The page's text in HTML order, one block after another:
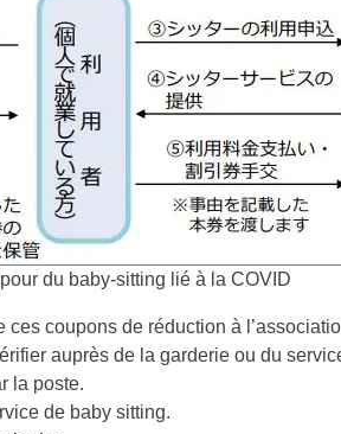
du baby-sitting lié à la COVID
ces coupons de réduction à
auprès de la garderie ou du
la poste.
de baby sitting.